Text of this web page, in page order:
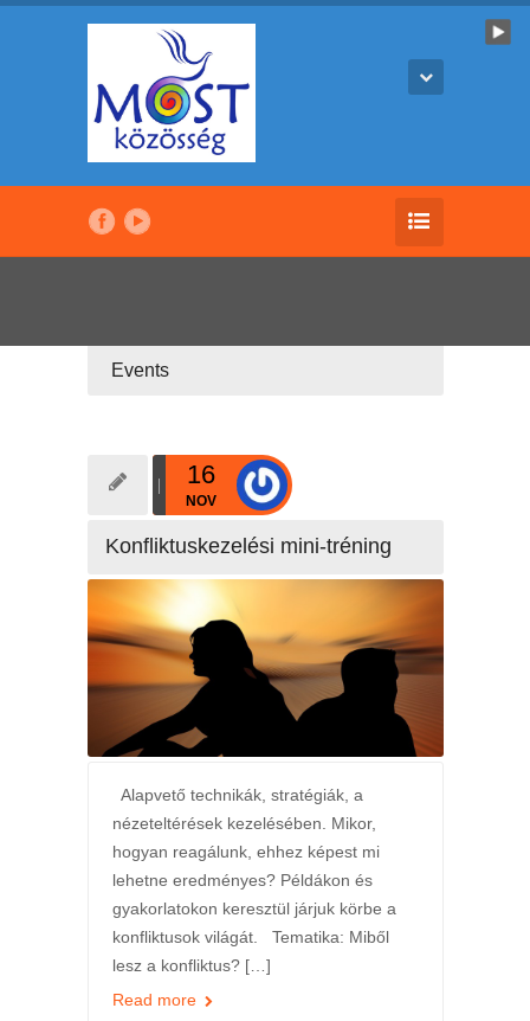
Events
16
NOV
Konfliktuskezelési mini-tréning
Alapvető technikák, stratégiák, a
nézeteltérések kezelésében. Mikor,
hogyan reagálunk, ehhez képest mi
lehetne eredményes? Példákon és
gyakorlatokon keresztül járjuk körbe a
konfliktusok világát. Tematika: Miből
lesz a konfliktus? […]
Read more